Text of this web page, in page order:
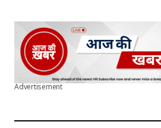
Advertisement